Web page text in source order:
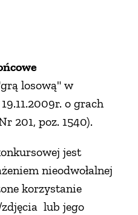
losową" w
o grach
201, poz. 1540).
jest
nieodwołalnej
korzystanie
zdjęcia lub jego